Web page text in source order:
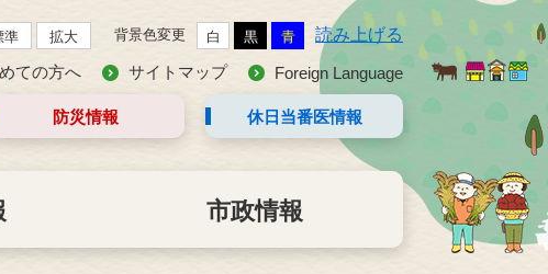
準 拡大 背景色変更 白 黒 青 読み上げる
ての方へ サイトマップ Foreign Language
防災情報 休日当番医情報
市政情報